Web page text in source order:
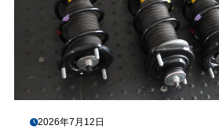
2026年7月12日